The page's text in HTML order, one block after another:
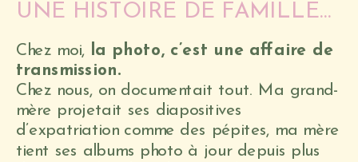
UNE HISTOIRE DE FAMILLE…
Chez moi, la photo, c’est une affaire de
transmission.
Chez nous, on documentait tout. Ma grand-
mère projetait ses diapositives
d’expatriation comme des pépites, ma mère
tient ses albums photo à jour depuis plus